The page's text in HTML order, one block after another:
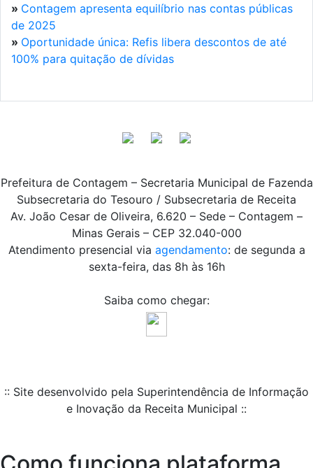
» Contagem apresenta equilíbrio nas contas públicas
de 2025
» Oportunidade única: Refis libera descontos de até
100% para quitação de dívidas
Prefeitura de Contagem – Secretaria Municipal de Fazenda
Subsecretaria do Tesouro / Subsecretaria de Receita
Av. João Cesar de Oliveira, 6.620 – Sede – Contagem –
Minas Gerais – CEP 32.040-000
Atendimento presencial via agendamento: de segunda a
sexta-feira, das 8h às 16h
Saiba como chegar:
:: Site desenvolvido pela Superintendência de Informação
e Inovação da Receita Municipal ::